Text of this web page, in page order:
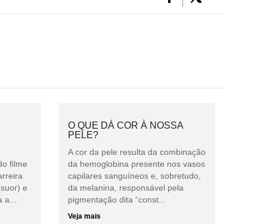
filme
e
O QUE DÁ COR À NOSSA
PELE?
A cor da pele resulta da combinação
da hemoglobina presente nos vasos
capilares sanguíneos e, sobretudo,
da melanina, responsável pela
pigmentação dita “const...
Veja mais